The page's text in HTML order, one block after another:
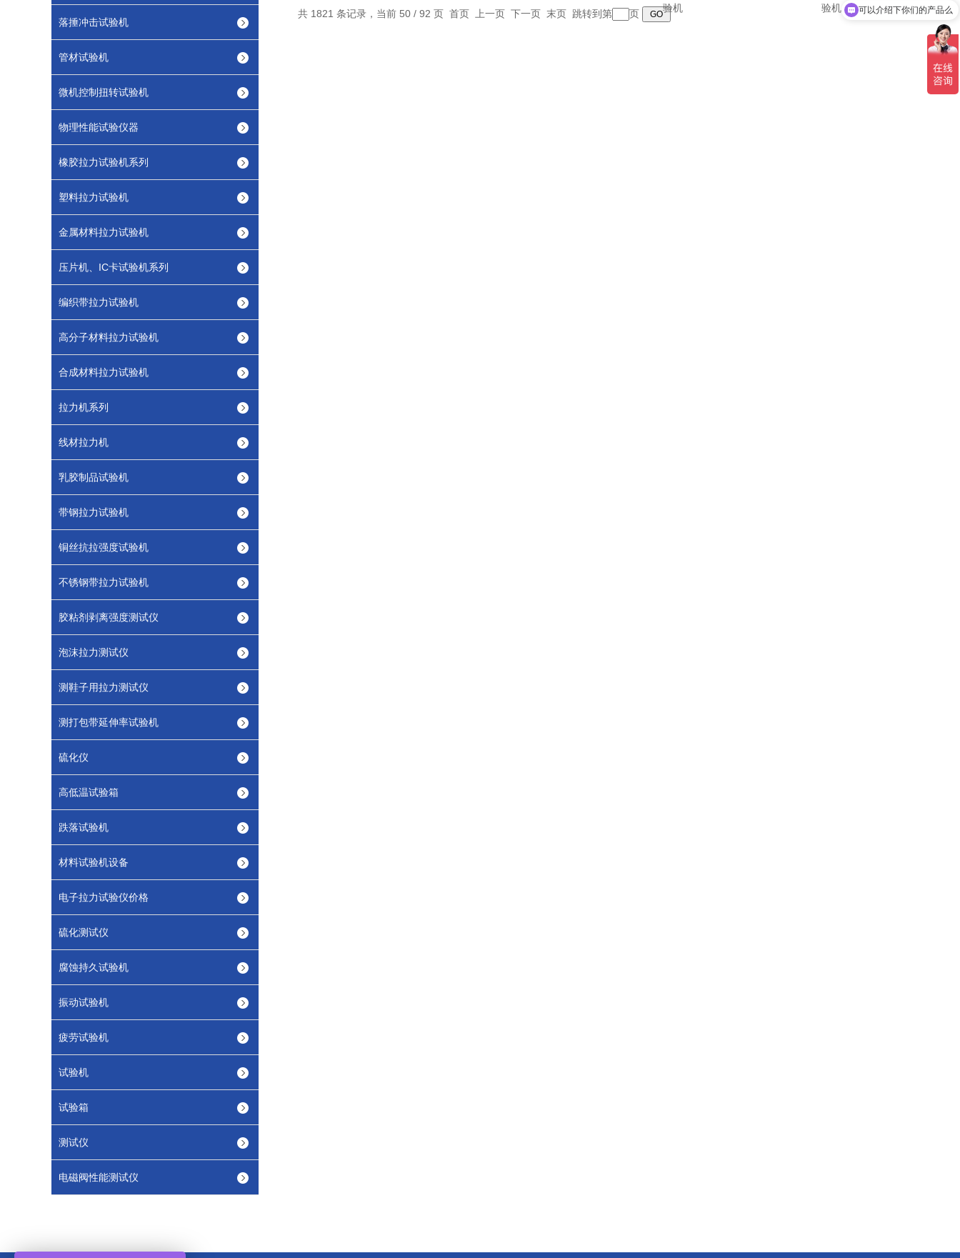
落捶冲击试验机
管材试验机
微机控制扭转试验机
物理性能试验仪器
橡胶拉力试验机系列
塑料拉力试验机
金属材料拉力试验机
压片机、IC卡试验机系列
编织带拉力试验机
高分子材料拉力试验机
合成材料拉力试验机
拉力机系列
线材拉力机
乳胶制品试验机
带钢拉力试验机
铜丝抗拉强度试验机
不锈钢带拉力试验机
胶粘剂剥离强度测试仪
泡沫拉力测试仪
测鞋子用拉力测试仪
测打包带延伸率试验机
硫化仪
高低温试验箱
跌落试验机
材料试验机设备
电子拉力试验仪价格
硫化测试仪
腐蚀持久试验机
振动试验机
疲劳试验机
试验机
试验箱
测试仪
电磁阀性能测试仪
共 1821 条记录，当前 50 / 92 页 首页 上一页 下一页 末页 跳转到第 页 可以介绍下你们的产品么